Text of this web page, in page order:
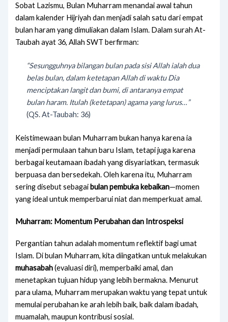
Sobat Lazismu, Bulan Muharram menandai awal tahun
dalam kalender Hijriyah dan menjadi salah satu dari empat
bulan haram yang dimuliakan dalam Islam. Dalam surah At-
Taubah ayat 36, Allah SWT berfirman:
“Sesungguhnya bilangan bulan pada sisi Allah ialah dua
belas bulan, dalam ketetapan Allah di waktu Dia
menciptakan langit dan bumi, di antaranya empat
bulan haram. Itulah (ketetapan) agama yang lurus…”
(QS. At-Taubah: 36)
Keistimewaan bulan Muharram bukan hanya karena ia
menjadi permulaan tahun baru Islam, tetapi juga karena
berbagai keutamaan ibadah yang disyariatkan, termasuk
berpuasa dan bersedekah. Oleh karena itu, Muharram
sering disebut sebagaibulan pembuka kebaikan—momen
yang ideal untuk memperbarui niat dan memperkuat amal.
Muharram: Momentum Perubahan dan Introspeksi
Pergantian tahun adalah momentum reflektif bagi umat
Islam. Di bulan Muharram, kita diingatkan untuk melakukan
muhasabah(evaluasi diri), memperbaiki amal, dan
menetapkan tujuan hidup yang lebih bermakna. Menurut
para ulama, Muharram merupakan waktu yang tepat untuk
memulai perubahan ke arah lebih baik, baik dalam ibadah,
muamalah, maupun kontribusi sosial.